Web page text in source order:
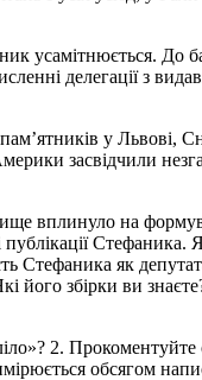
усамітнюється. До
делегації з
у Львові,
засвідчили
вплинуло на
Стефаника як
його збірки ви
2. Прокоментуйте
обсягом